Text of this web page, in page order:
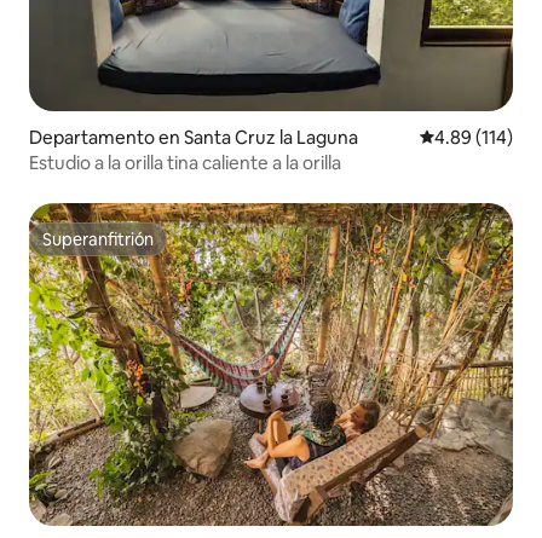
Departamento en Santa Cruz la Laguna Calificación
4.89 (114)
Estudio a la orilla tina caliente a la orilla
Superanfitrión
Superanfitrión